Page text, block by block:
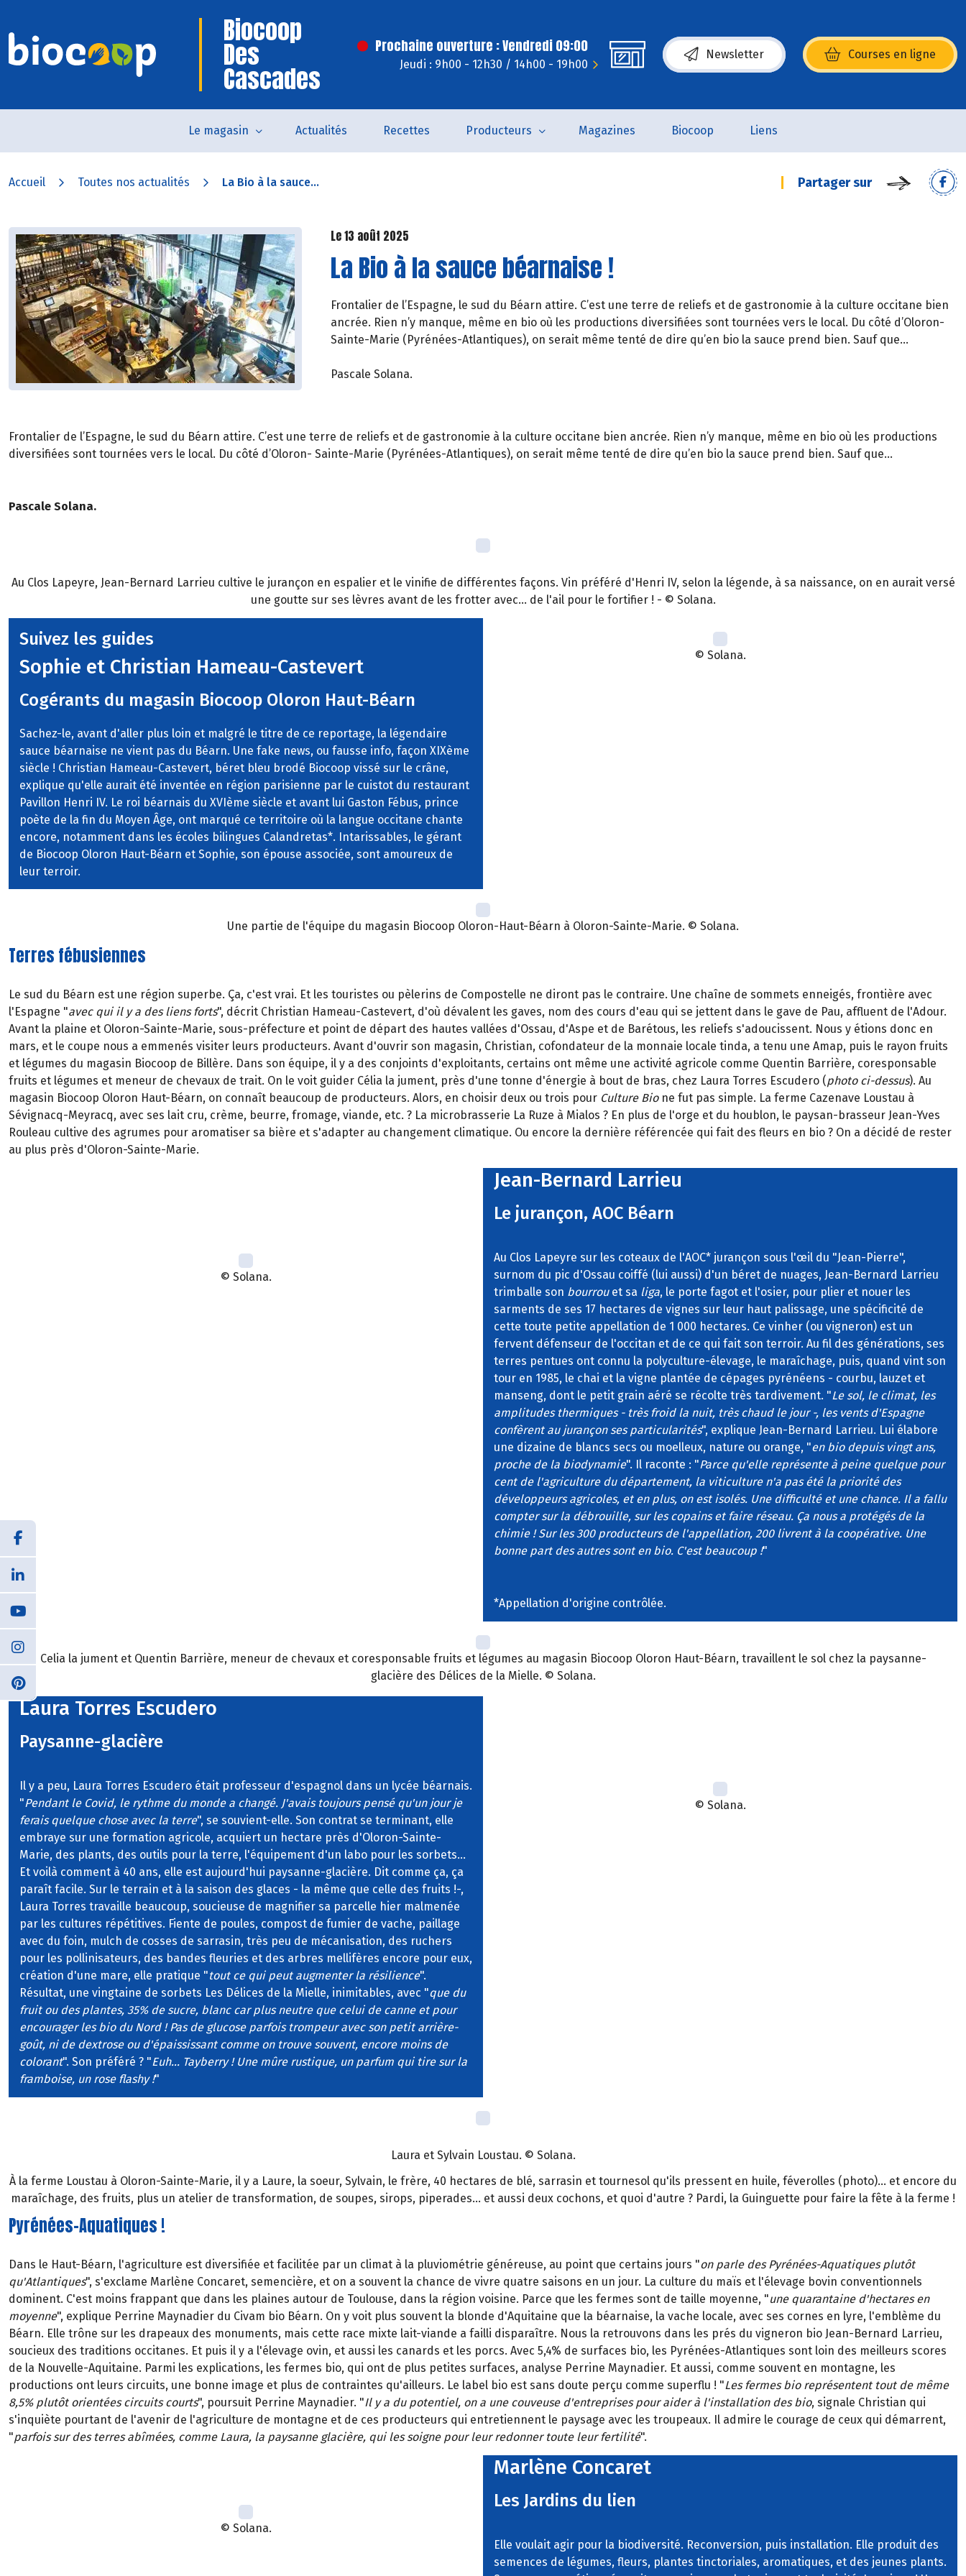
Biocoop
Des
Cascades
Prochaine ouverture : Vendredi 09:00
Jeudi : 9h00 - 12h30 / 14h00 - 19h00
Newsletter Courses en ligne
(s’ouvre dans une nouvelle fenêtre)
Le magasin Actualités Recettes Producteurs Magazines Biocoop Liens
Accueil Toutes nos actualités La Bio à la sauce... Partager sur
Le 13 août 2025
La Bio à la sauce béarnaise !
Frontalier de l’Espagne, le sud du Béarn attire. C’est une terre de reliefs et de gastronomie à la culture occitane bien
ancrée. Rien n’y manque, même en bio où les productions diversifiées sont tournées vers le local. Du côté d’Oloron-
Sainte-Marie (Pyrénées-Atlantiques), on serait même tenté de dire qu’en bio la sauce prend bien. Sauf que…
Pascale Solana.
Frontalier de l’Espagne, le sud du Béarn attire. C’est une terre de reliefs et de gastronomie à la culture occitane bien ancrée. Rien n’y manque, même en bio où les productions
diversifiées sont tournées vers le local. Du côté d’Oloron- Sainte-Marie (Pyrénées-Atlantiques), on serait même tenté de dire qu’en bio la sauce prend bien. Sauf que…
Pascale Solana.
Au Clos Lapeyre, Jean-Bernard Larrieu cultive le jurançon en espalier et le vinifie de différentes façons. Vin préféré d'Henri IV, selon la légende, à sa naissance, on en aurait versé
une goutte sur ses lèvres avant de les frotter avec... de l'ail pour le fortifier ! - © Solana.
Suivez les guides
Sophie et Christian Hameau-Castevert
Cogérants du magasin Biocoop Oloron Haut-Béarn
Sachez-le, avant d'aller plus loin et malgré le titre de ce reportage, la légendaire
sauce béarnaise ne vient pas du Béarn. Une fake news, ou fausse info, façon XIXème
siècle ! Christian Hameau-Castevert, béret bleu brodé Biocoop vissé sur le crâne,
explique qu'elle aurait été inventée en région parisienne par le cuistot du restaurant
Pavillon Henri IV. Le roi béarnais du XVIème siècle et avant lui Gaston Fébus, prince
poète de la fin du Moyen Âge, ont marqué ce territoire où la langue occitane chante
encore, notamment dans les écoles bilingues Calandretas*. Intarissables, le gérant
de Biocoop Oloron Haut-Béarn et Sophie, son épouse associée, sont amoureux de
leur terroir.
© Solana.
Une partie de l'équipe du magasin Biocoop Oloron-Haut-Béarn à Oloron-Sainte-Marie. © Solana.
Terres fébusiennes
Le sud du Béarn est une région superbe. Ça, c'est vrai. Et les touristes ou pèlerins de Compostelle ne diront pas le contraire. Une chaîne de sommets enneigés, frontière avec
l'Espagne "avec qui il y a des liens forts", décrit Christian Hameau-Castevert, d'où dévalent les gaves, nom des cours d'eau qui se jettent dans le gave de Pau, affluent de l'Adour.
Avant la plaine et Oloron-Sainte-Marie, sous-préfecture et point de départ des hautes vallées d'Ossau, d'Aspe et de Barétous, les reliefs s'adoucissent. Nous y étions donc en
mars, et le coupe nous a emmenés visiter leurs producteurs. Avant d'ouvrir son magasin, Christian, cofondateur de la monnaie locale tinda, a tenu une Amap, puis le rayon fruits
et légumes du magasin Biocoop de Billère. Dans son équipe, il y a des conjoints d'exploitants, certains ont même une activité agricole comme Quentin Barrière, coresponsable
fruits et légumes et meneur de chevaux de trait. On le voit guider Célia la jument, près d'une tonne d'énergie à bout de bras, chez Laura Torres Escudero (photo ci-dessus). Au
magasin Biocoop Oloron Haut-Béarn, on connaît beaucoup de producteurs. Alors, en choisir deux ou trois pour Culture Bione fut pas simple. La ferme Cazenave Loustau à
Sévignacq-Meyracq, avec ses lait cru, crème, beurre, fromage, viande, etc. ? La microbrasserie La Ruze à Mialos ? En plus de l'orge et du houblon, le paysan-brasseur Jean-Yves
Rouleau cultive des agrumes pour aromatiser sa bière et s'adapter au changement climatique. Ou encore la dernière référencée qui fait des fleurs en bio ? On a décidé de rester
au plus près d'Oloron-Sainte-Marie.
© Solana.
Jean-Bernard Larrieu
Le jurançon, AOC Béarn
Au Clos Lapeyre sur les coteaux de l'AOC* jurançon sous l'œil du "Jean-Pierre",
surnom du pic d'Ossau coiffé (lui aussi) d'un béret de nuages, Jean-Bernard Larrieu
trimballe son bourrou et sa liga, le porte fagot et l'osier, pour plier et nouer les
sarments de ses 17 hectares de vignes sur leur haut palissage, une spécificité de
cette toute petite appellation de 1 000 hectares. Ce vinher (ou vigneron) est un
fervent défenseur de l'occitan et de ce qui fait son terroir. Au fil des générations, ses
terres pentues ont connu la polyculture-élevage, le maraîchage, puis, quand vint son
tour en 1985, le chai et la vigne plantée de cépages pyrénéens - courbu, lauzet et
manseng, dont le petit grain aéré se récolte très tardivement. "Le sol, le climat, les
amplitudes thermiques - très froid la nuit, très chaud le jour -, les vents d'Espagne
confèrent au jurançon ses particularités", explique Jean-Bernard Larrieu. Lui élabore
une dizaine de blancs secs ou moelleux, nature ou orange, "en bio depuis vingt ans,
proche de la biodynamie". Il raconte : "Parce qu'elle représente à peine quelque pour
cent de l'agriculture du département, la viticulture n'a pas été la priorité des
développeurs agricoles, et en plus, on est isolés. Une difficulté et une chance. Il a fallu
compter sur la débrouille, sur les copains et faire réseau. Ça nous a protégés de la
chimie ! Sur les 300 producteurs de l'appellation, 200 livrent à la coopérative. Une
bonne part des autres sont en bio. C'est beaucoup !"
*Appellation d'origine contrôlée.
Celia la jument et Quentin Barrière, meneur de chevaux et coresponsable fruits et légumes au magasin Biocoop Oloron Haut-Béarn, travaillent le sol chez la paysanne-
glacière des Délices de la Mielle. © Solana.
Laura Torres Escudero
Paysanne-glacière
Il y a peu, Laura Torres Escudero était professeur d'espagnol dans un lycée béarnais.
"Pendant le Covid, le rythme du monde a changé. J'avais toujours pensé qu'un jour je
ferais quelque chose avec la terre", se souvient-elle. Son contrat se terminant, elle
embraye sur une formation agricole, acquiert un hectare près d'Oloron-Sainte-
Marie, des plants, des outils pour la terre, l'équipement d'un labo pour les sorbets...
Et voilà comment à 40 ans, elle est aujourd'hui paysanne-glacière. Dit comme ça, ça
paraît facile. Sur le terrain et à la saison des glaces - la même que celle des fruits !-,
Laura Torres travaille beaucoup, soucieuse de magnifier sa parcelle hier malmenée
par les cultures répétitives. Fiente de poules, compost de fumier de vache, paillage
avec du foin, mulch de cosses de sarrasin, très peu de mécanisation, des ruchers
pour les pollinisateurs, des bandes fleuries et des arbres mellifères encore pour eux,
création d'une mare, elle pratique "tout ce qui peut augmenter la résilience".
Résultat, une vingtaine de sorbets Les Délices de la Mielle, inimitables, avec "que du
fruit ou des plantes, 35% de sucre, blanc car plus neutre que celui de canne et pour
encourager les bio du Nord ! Pas de glucose parfois trompeur avec son petit arrière-
goût, ni de dextrose ou d'épaississant comme on trouve souvent, encore moins de
colorant". Son préféré ? "Euh... Tayberry ! Une mûre rustique, un parfum qui tire sur la
framboise, un rose flashy !"
© Solana.
Laura et Sylvain Loustau. © Solana.
À la ferme Loustau à Oloron-Sainte-Marie, il y a Laure, la soeur, Sylvain, le frère, 40 hectares de blé, sarrasin et tournesol qu'ils pressent en huile, féverolles (photo)... et encore du
maraîchage, des fruits, plus un atelier de transformation, de soupes, sirops, piperades... et aussi deux cochons, et quoi d'autre ? Pardi, la Guinguette pour faire la fête à la ferme !
Pyrénées-Aquatiques !
Dans le Haut-Béarn, l'agriculture est diversifiée et facilitée par un climat à la pluviométrie généreuse, au point que certains jours "on parle des Pyrénées-Aquatiques plutôt
qu'Atlantiques", s'exclame Marlène Concaret, semencière, et on a souvent la chance de vivre quatre saisons en un jour. La culture du maïs et l'élevage bovin conventionnels
dominent. C'est moins frappant que dans les plaines autour de Toulouse, dans la région voisine. Parce que les fermes sont de taille moyenne, "une quarantaine d'hectares en
moyenne", explique Perrine Maynadier du Civam bio Béarn. On y voit plus souvent la blonde d'Aquitaine que la béarnaise, la vache locale, avec ses cornes en lyre, l'emblème du
Béarn. Elle trône sur les drapeaux des monuments, mais cette race mixte lait-viande a failli disparaître. Nous la retrouvons dans les prés du vigneron bio Jean-Bernard Larrieu,
soucieux des traditions occitanes. Et puis il y a l'élevage ovin, et aussi les canards et les porcs. Avec 5,4% de surfaces bio, les Pyrénées-Atlantiques sont loin des meilleurs scores
de la Nouvelle-Aquitaine. Parmi les explications, les fermes bio, qui ont de plus petites surfaces, analyse Perrine Maynadier. Et aussi, comme souvent en montagne, les
productions ont leurs circuits, une bonne image et plus de contraintes qu'ailleurs. Le label bio est sans doute perçu comme superflu ! "Les fermes bio représentent tout de même
8,5% plutôt orientées circuits courts", poursuit Perrine Maynadier. "Il y a du potentiel, on a une couveuse d'entreprises pour aider à l'installation des bio, signale Christian qui
s'inquiète pourtant de l'avenir de l'agriculture de montagne et de ces producteurs qui entretiennent le paysage avec les troupeaux. Il admire le courage de ceux qui démarrent,
"parfois sur des terres abîmées, comme Laura, la paysanne glacière, qui les soigne pour leur redonner toute leur fertilité".
© Solana.
Marlène Concaret
Les Jardins du lien
Elle voulait agir pour la biodiversité. Reconversion, puis installation. Elle produit des
semences de légumes, fleurs, plantes tinctoriales, aromatiques, et des jeunes plants.